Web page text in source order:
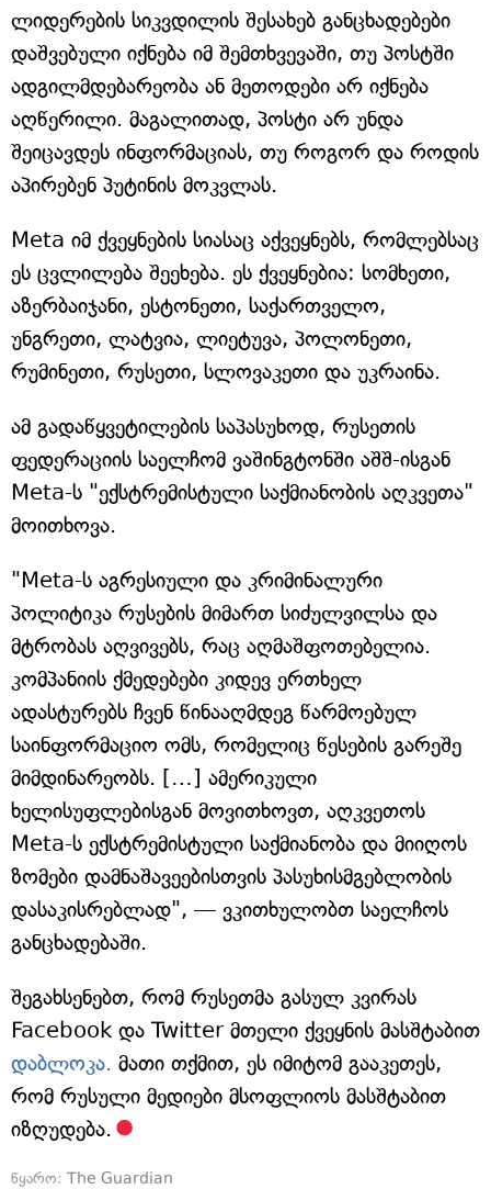
ლიდერების სიკვდილის შესახებ განცხადებები
დაშვებული იქნება იმ შემთხვევაში, თუ პოსტში
ადგილმდებარეობა ან მეთოდები არ იქნება
აღწერილი. მაგალითად, პოსტი არ უნდა
შეიცავდეს ინფორმაციას, თუ როგორ და როდის
აპირებენ პუტინის მოკვლას.
Meta იმ ქვეყნების სიასაც აქვეყნებს, რომლებსაც
ეს ცვლილება შეეხება. ეს ქვეყნებია: სომხეთი,
აზერბაიჯანი, ესტონეთი, საქართველო,
უნგრეთი, ლატვია, ლიეტუვა, პოლონეთი,
რუმინეთი, რუსეთი, სლოვაკეთი და უკრაინა.
ამ გადაწყვეტილების საპასუხოდ, რუსეთის
ფედერაციის საელჩომ ვაშინგტონში აშშ-ისგან
Meta-ს "ექსტრემისტული საქმიანობის აღკვეთა"
მოითხოვა.
"Meta-ს აგრესიული და კრიმინალური
პოლიტიკა რუსების მიმართ სიძულვილსა და
მტრობას აღვივებს, რაც აღმაშფოთებელია.
კომპანიის ქმედებები კიდევ ერთხელ
ადასტურებს ჩვენ წინააღმდეგ წარმოებულ
საინფორმაციო ომს, რომელიც წესების გარეშე
მიმდინარეობს. […] ამერიკული
ხელისუფლებისგან მოვითხოვთ, აღკვეთოს
Meta-ს ექსტრემისტული საქმიანობა და მიიღოს
ზომები დამნაშავეებისთვის პასუხისმგებლობის
დასაკისრებლად", — ვკითხულობთ საელჩოს
განცხადებაში.
შეგახსენებთ, რომ რუსეთმა გასულ კვირას
Facebook და Twitter მთელი ქვეყნის მასშტაბით
დაბლოკა. მათი თქმით, ეს იმიტომ გააკეთეს,
რომ რუსული მედიები მსოფლიოს მასშტაბით
იზღუდება.
წყარო: The Guardian